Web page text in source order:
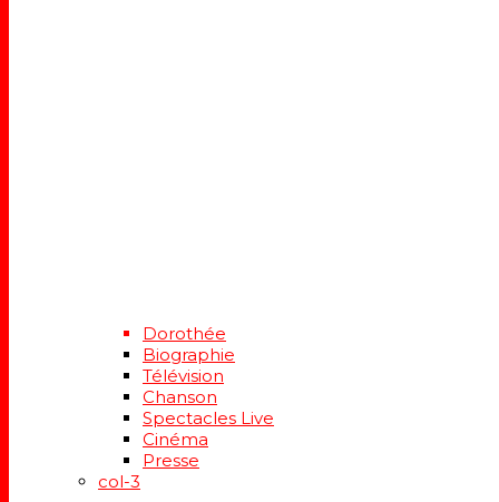
Dorothée
Biographie
Télévision
Chanson
Spectacles Live
Cinéma
Presse
col-3